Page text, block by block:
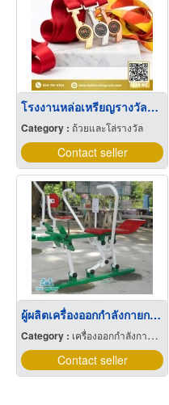
โรงงานหล่อเหรียญรางวัลราคาถูก
Category : ถ้วยและโล่รางวัล
Contact seller
ผู้ผลิตเครื่องออกกำลังกายกลางแจ้ง
Category : เครื่องออกกำลังกายกลางแจ้ง
Contact seller